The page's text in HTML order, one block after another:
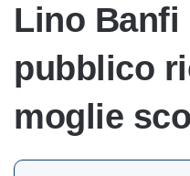
Lino Banfi
pubblico
moglie